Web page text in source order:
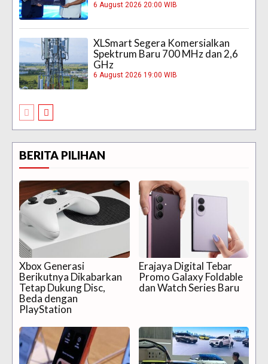
6 August 2026 20:00 WIB
XLSmart Segera Komersialkan
Spektrum Baru 700 MHz dan 2,6
GHz
6 August 2026 19:00 WIB
BERITA PILIHAN
Xbox Generasi
Berikutnya Dikabarkan
Tetap Dukung Disc,
Beda dengan
PlayStation
Erajaya Digital Tebar
Promo Galaxy Foldable
dan Watch Series Baru